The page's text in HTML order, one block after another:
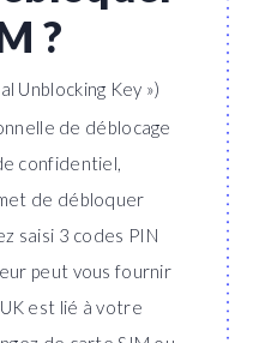
?
Unblocking Key »)
de déblocage
confidentiel,
de débloquer
saisi 3 codes PIN
peut vous fournir
est lié à votre